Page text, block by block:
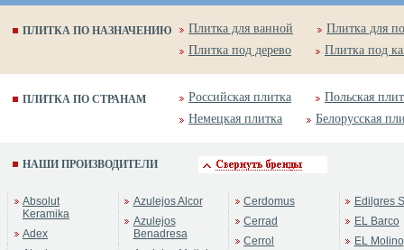
ПЛИТКА ПО НАЗНАЧЕНИЮ Плитка для ванной
Плитка для
Плитка под дерево
Плитка под
ПЛИТКА ПО СТРАНАМ Российская плитка
Польская
Немецкая плитка
Белорусская
НАШИ ПРОИЗВОДИТЕЛИ
Absolut
Keramika
Adex
Azulejos Alcor
Azulejos
Benadresa
Cerdomus
Cerrad
Cerrol
Edilgres
EL Barco
EL Molino